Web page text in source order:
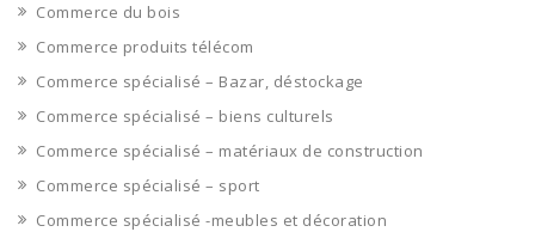
Commerce du bois
Commerce produits télécom
Commerce spécialisé – Bazar, déstockage
Commerce spécialisé – biens culturels
Commerce spécialisé – matériaux de construction
Commerce spécialisé – sport
Commerce spécialisé -meubles et décoration